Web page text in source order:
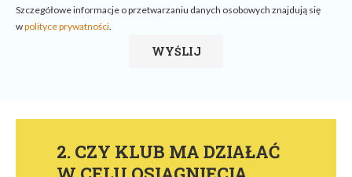
Szczegółowe informacje o przetwarzaniu danych osobowych znajdują się
wpolityce prywatności.
2. CZY KLUB MA DZIAŁAĆ